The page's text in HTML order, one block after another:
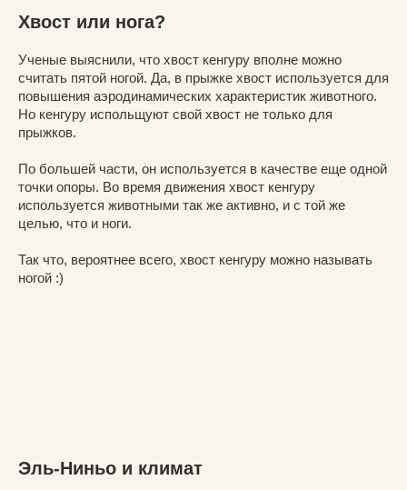
Хвост или нога?
Ученые выяснили, что хвост кенгуру вполне можно
считать пятой ногой. Да, в прыжке хвост используется для
повышения аэродинамических характеристик животного.
Но кенгуру испольщуют свой хвост не только для
прыжков.
По большей части, он используется в качестве еще одной
точки опоры. Во время движения хвост кенгуру
используется животными так же активно, и с той же
целью, что и ноги.
Так что, вероятнее всего, хвост кенгуру можно называть
ногой :)
Эль-Ниньо и климат